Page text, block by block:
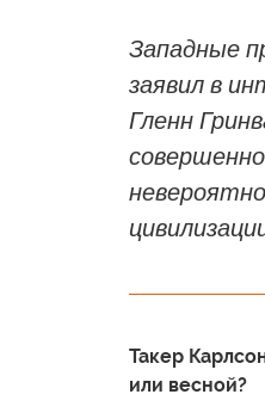
Западные
заявил в
Гленн
Такер
или весной?